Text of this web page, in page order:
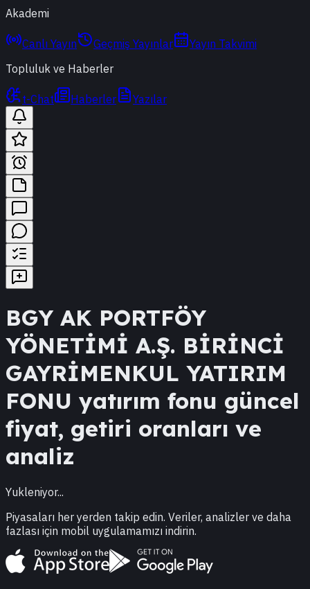
Akademi
Canlı Yayın Geçmiş Yayınlar
Yayın Takvimi
Topluluk ve Haberler
t-Chat Haberler Yazılar
BGY AK PORTFÖY
YÖNETİMİ A.Ş. BİRİNCİ
GAYRİMENKUL YATIRIM
FONU yatırım fonu güncel
fiyat, getiri oranları ve
analiz
Yukleniyor...
Piyasaları her yerden takip edin. Veriler, analizler ve daha
fazlası için mobil uygulamamızı indirin.